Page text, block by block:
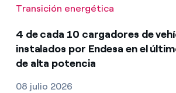
Transición energética
4 de cada 10 cargadores de
instalados por Endesa en el
de alta potencia
08 julio 2026